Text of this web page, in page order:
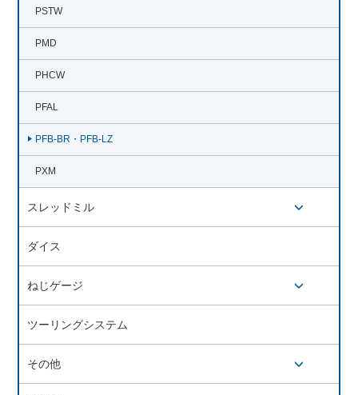
PSTW
PMD
PHCW
PFAL
PFB-BR・PFB-LZ
PXM
スレッドミル
ダイス
ねじゲージ
ツーリングシステム
その他